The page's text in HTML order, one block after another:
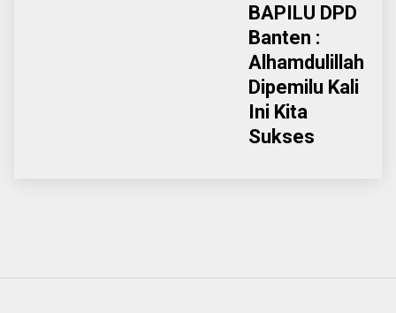
BAPILU DPD
Banten :
Alhamdulillah
Dipemilu Kali
Ini Kita
Sukses